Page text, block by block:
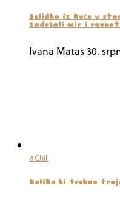
Selidba iz kuće u
zadržali mir i
Ivana Matas30.
#Chill
Koliko bi trebao